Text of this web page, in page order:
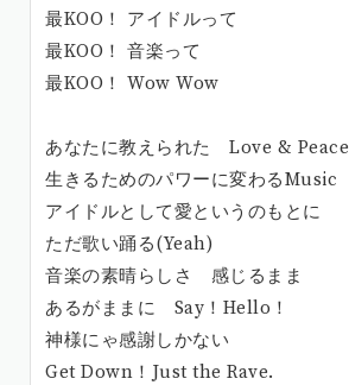
最KOO！ アイドルって
最KOO！ 音楽って
最KOO！ Wow Wow
あなたに教えられた Love & Peace
生きるためのパワーに変わるMusic
アイドルとして愛というのもとに
ただ歌い踊る(Yeah)
音楽の素晴らしさ 感じるまま
あるがままに Say！Hello！
神様にゃ感謝しかない
Get Down！Just the Rave.